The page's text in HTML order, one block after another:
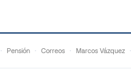
Pensión Correos Marcos Vázquez